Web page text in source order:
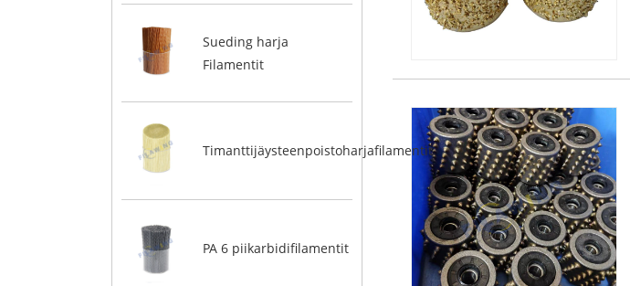
Sueding harja
Filamentit
Timanttijäysteenpoistoharjafilamentit
PA 6 piikarbidifilamentit